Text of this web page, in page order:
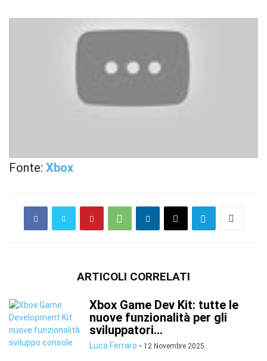
Fonte: Xbox
ARTICOLI CORRELATI
Xbox Game Dev Kit: tutte le
nuove funzionalità per gli
sviluppatori...
Luca Ferraro - 12 Novembre 2025